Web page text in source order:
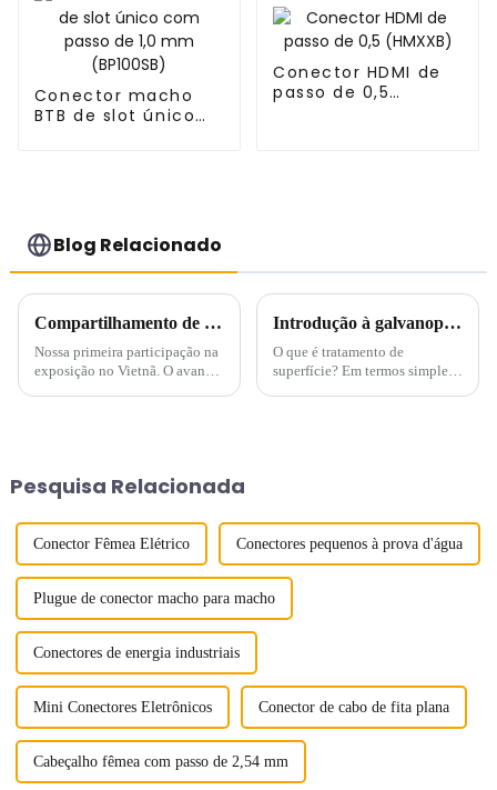
Conector macho
BTB de slot único
Conector HDMI de
passo de 0,5
Blog Relacionado
Compartilhamento de fotos do CEIT&ECPE no Vietnã
Nossa primeira participação na
exposição no Vietnã. O avanço
Introdução à galvanoplastia
O que é tratamento de
superfície? Em termos simples,
Pesquisa Relacionada
Conector Fêmea Elétrico Conectores pequenos à prova d'água
Plugue de conector macho para macho
Conectores de energia industriais
Mini Conectores Eletrônicos Conector de cabo de fita plana
Cabeçalho fêmea com passo de 2,54 mm